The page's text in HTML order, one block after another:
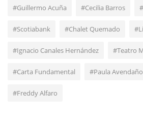
#Guillermo Acuña #Cecilia Barros
#Scotiabank #Chalet Quemado
#Ignacio Canales Hernández #Teatro
#Carta Fundamental #Paula Avendaño
#Freddy Alfaro